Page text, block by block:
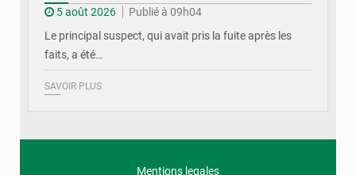
5 août 2026
Publié à 09h04
Le principal suspect, qui avait pris la fuite après les
faits, a été…
SAVOIR PLUS
Mentions legales